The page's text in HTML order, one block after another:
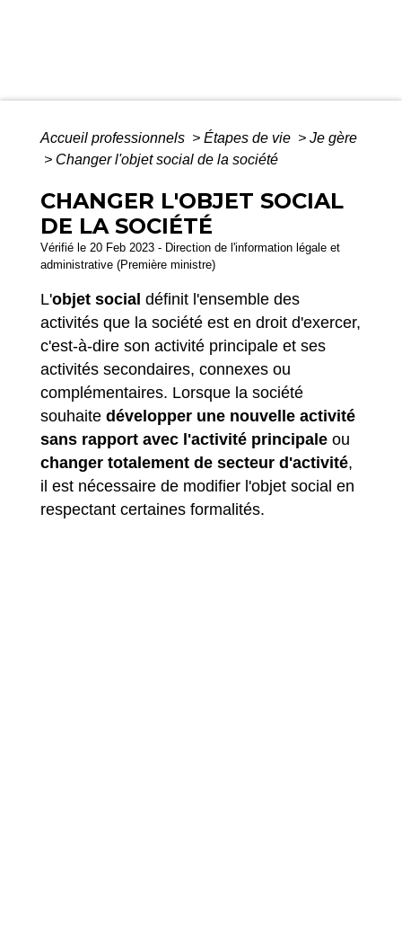
Accueil professionnels > Étapes de vie > Je gère
> Changer l'objet social de la société
CHANGER L'OBJET SOCIAL
DE LA SOCIÉTÉ
Vérifié le 20 Feb 2023 - Direction de l'information légale et
administrative (Première ministre)
L'objet social définit l'ensemble des
activités que la société est en droit d'exercer,
c'est-à-dire son activité principale et ses
activités secondaires, connexes ou
complémentaires. Lorsque la société
souhaite développer une nouvelle activité
sans rapport avec l'activité principale ou
changer totalement de secteur d'activité,
il est nécessaire de modifier l'objet social en
respectant certaines formalités.